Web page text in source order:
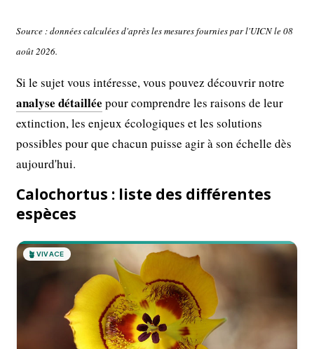
Source : données calculées d'après les mesures fournies par l'UICN le 08
août 2026.
Si le sujet vous intéresse, vous pouvez découvrir notre
analyse détaillée pour comprendre les raisons de leur
extinction, les enjeux écologiques et les solutions
possibles pour que chacun puisse agir à son échelle dès
aujourd'hui.
Calochortus : liste des différentes
espèces
🪴 VIVACE